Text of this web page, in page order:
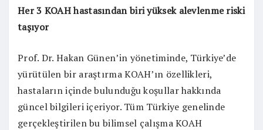
Her 3 KOAH hastasından biri yüksek alevlenme riski
taşıyor
Prof. Dr. Hakan Günen’in yönetiminde, Türkiye’de
yürütülen bir araştırma KOAH’ın özellikleri,
hastaların içinde bulunduğu koşullar hakkında
güncel bilgileri içeriyor. Tüm Türkiye genelinde
gerçekleştirilen bu bilimsel çalışma KOAH